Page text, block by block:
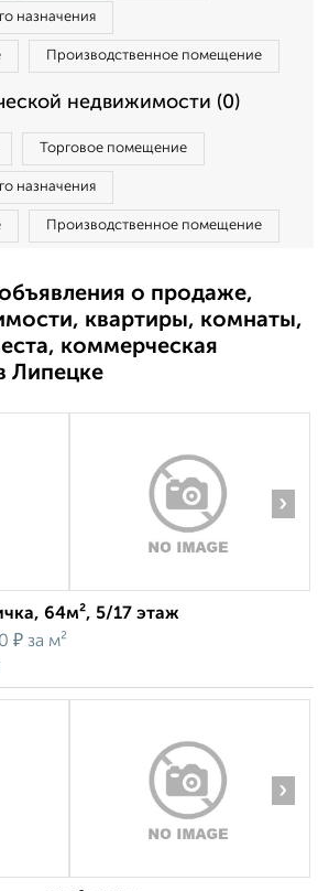
назначения
Производственное помещение
недвижимости (0)
Торговое помещение
назначения
Производственное помещение
о продаже,
квартиры, комнаты,
коммерческая
Липецке
›
64м², 5/17 этаж
₽ за м²
›